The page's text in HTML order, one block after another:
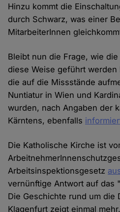
Hinzu kommt die
durch Schwarz, was einer
MitarbeiterInnen
Bleibt nun die Frage, wie
diese Weise geführt
die auf die Missstände
Nuntiatur in Wien und
wurden, nach Angaben der
Kärntens, ebenfalls
Die Katholische Kirche ist
Arbeitsinspektionsgesetz
vernünftige Antwort auf das
Die Geschichte rund um die
Klagenfurt zeigt einmal